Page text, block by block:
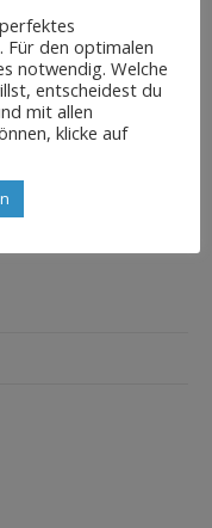
Für den optimalen
notwendig. Welche
entscheidest du
mit allen
klicke auf